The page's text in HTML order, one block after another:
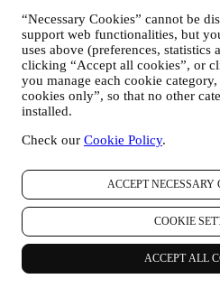
“Necessary Cookies” cannot be
support web functionalities, but
uses above (preferences,
clicking “Accept all cookies”, or
you manage each cookie
cookies only”, so that no other
installed.
Check our Cookie Policy.
ACCEPT NECESSARY
COOKIE
ACCEPT ALL
ondersteuning te bieden en
sturen. Dit kanaal is niet
producten. Er worden geen
gevoelige informatie gevraagd
weten komen over de
WhatsApp voor de
eea. U kunt uw rechten inzake
wissen van de gegevens,
winkel of via. Het bewaren
wordt behandeld in het
zal dergelijke informatie na 1
4. HOE WORDEN UW GEGEVENS
Beveiliging